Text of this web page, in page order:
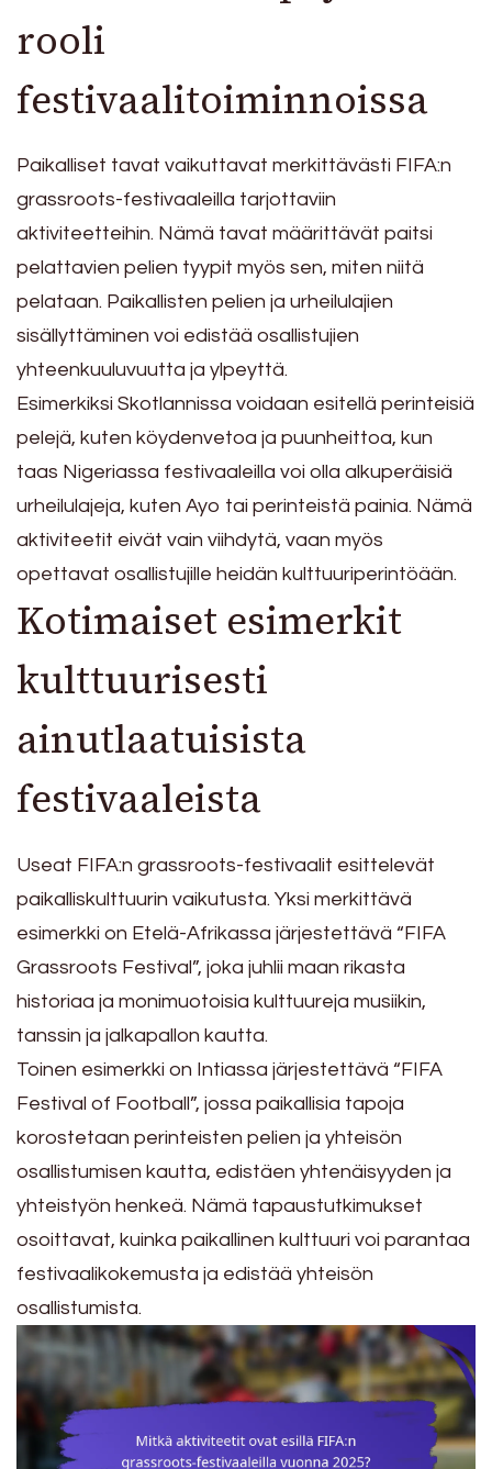
rooli
festivaalitoiminnoissa
Paikalliset tavat vaikuttavat merkittävästi FIFA:n
grassroots-festivaaleilla tarjottaviin
aktiviteetteihin. Nämä tavat määrittävät paitsi
pelattavien pelien tyypit myös sen, miten niitä
pelataan. Paikallisten pelien ja urheilulajien
sisällyttäminen voi edistää osallistujien
yhteenkuuluvuutta ja ylpeyttä.
Esimerkiksi Skotlannissa voidaan esitellä perinteisiä
pelejä, kuten köydenvetoa ja puunheittoa, kun
taas Nigeriassa festivaaleilla voi olla alkuperäisiä
urheilulajeja, kuten Ayo tai perinteistä painia. Nämä
aktiviteetit eivät vain viihdytä, vaan myös
opettavat osallistujille heidän kulttuuriperintöään.
Kotimaiset esimerkit
kulttuurisesti
ainutlaatuisista
festivaaleista
Useat FIFA:n grassroots-festivaalit esittelevät
paikalliskulttuurin vaikutusta. Yksi merkittävä
esimerkki on Etelä-Afrikassa järjestettävä “FIFA
Grassroots Festival”, joka juhlii maan rikasta
historiaa ja monimuotoisia kulttuureja musiikin,
tanssin ja jalkapallon kautta.
Toinen esimerkki on Intiassa järjestettävä “FIFA
Festival of Football”, jossa paikallisia tapoja
korostetaan perinteisten pelien ja yhteisön
osallistumisen kautta, edistäen yhtenäisyyden ja
yhteistyön henkeä. Nämä tapaustutkimukset
osoittavat, kuinka paikallinen kulttuuri voi parantaa
festivaalikokemusta ja edistää yhteisön
osallistumista.